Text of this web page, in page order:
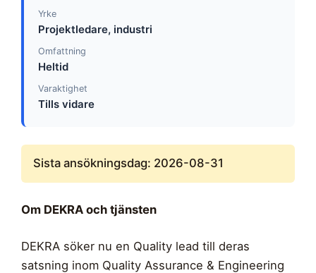
Yrke
Projektledare, industri
Omfattning
Heltid
Varaktighet
Tills vidare
Sista ansökningsdag: 2026-08-31
Om DEKRA och tjänsten
DEKRA söker nu en Quality lead till deras
satsning inom Quality Assurance & Engineering